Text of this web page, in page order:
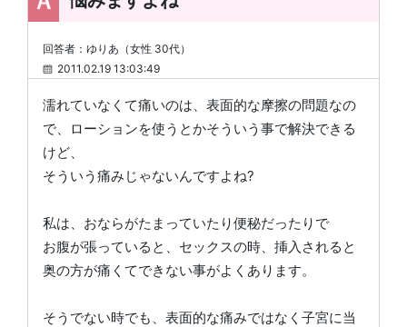
回答者：ゆりあ（女性 30代）
2011.02.19 13:03:49
濡れていなくて痛いのは、表面的な摩擦の問題なの
で、ローションを使うとかそういう事で解決できる
けど、
そういう痛みじゃないんですよね?
私は、おならがたまっていたり便秘だったりで
お腹が張っていると、セックスの時、挿入されると
奥の方が痛くてできない事がよくあります。
そうでない時でも、表面的な痛みではなく子宮に当